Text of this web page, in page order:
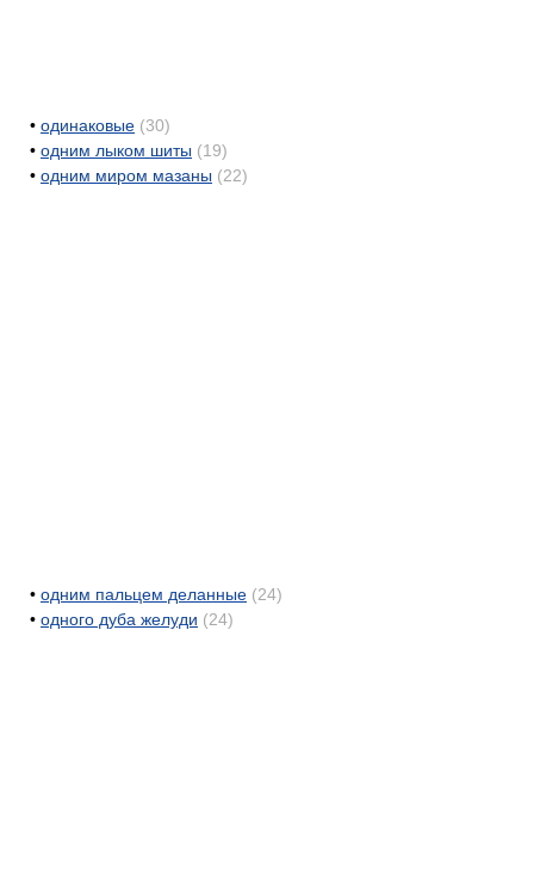
• одинаковые (30)
• одним лыком шиты (19)
• одним миром мазаны (22)
• одним пальцем деланные (24)
• одного дуба желуди (24)